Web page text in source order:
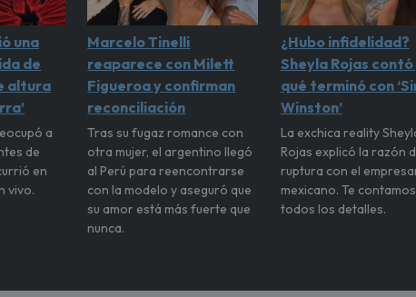
una
de
altura
a
de
en
vivo.
Marcelo Tinelli
reaparece con Milett
Figueroa y confirman
reconciliación
Tras su fugaz romance con
otra mujer, el argentino llegó
al Perú para reencontrarse
con la modelo y aseguró que
su amor está más fuerte que
nunca.
¿Hubo infidelidad?
Sheyla Rojas
qué terminó con
Winston’
La exchica reality
Rojas explicó la razón
ruptura con el
mexicano. Te contamos
todos los detalles.